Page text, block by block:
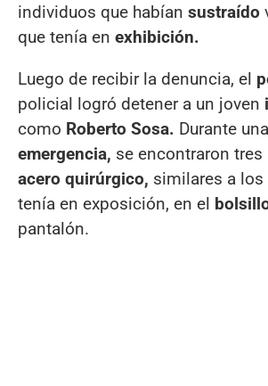
individuos que habían sustraído
que tenía en exhibición.
Luego de recibir la denuncia, el
policial logró detener a un joven
como Roberto Sosa. Durante
emergencia, se encontraron
acero quirúrgico, similares a los
tenía en exposición, en el
pantalón.